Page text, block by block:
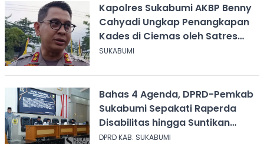
Kapolres Sukabumi AKBP Benny
Cahyadi Ungkap Penangkapan
Kades di Ciemas oleh Satres
Narkoba
SUKABUMI
Bahas 4 Agenda, DPRD-Pemkab
Sukabumi Sepakati Raperda
Disabilitas hingga Suntikan
Modal Perum Pesona Wisata
DPRD KAB. SUKABUMI